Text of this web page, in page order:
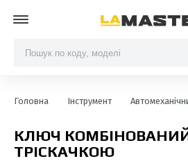
Головна Інструмент
КЛЮЧ
ТРІСКАЧКОЮ